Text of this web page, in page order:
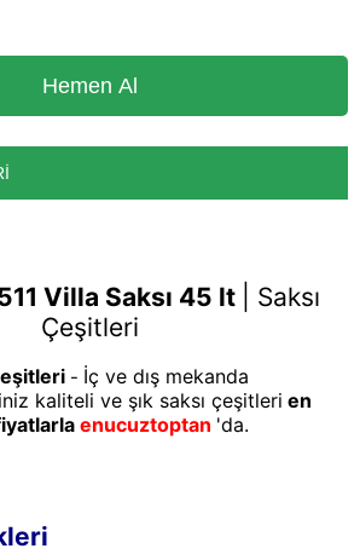
Villa Saksı 45 lt
Saksı
Çeşitleri
- İç ve dış mekanda
kaliteli ve şık saksı çeşitleri en
enucuztoptan 'da.